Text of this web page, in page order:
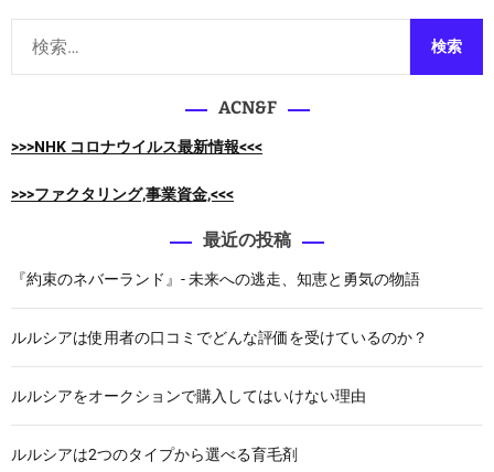
ン
ド
』
来
へ
、
知
恵
ACN&F
>>>NHK コロナウイルス最新情報<<<
>>>ファクタリング,事業資金,<<<
最近の投稿
『約束のネバーランド』- 未来への逃走、知恵と勇気の物語
ルルシアは使用者の口コミでどんな評価を受けているのか？
ルルシアをオークションで購入してはいけない理由
ルルシアは2つのタイプから選べる育毛剤